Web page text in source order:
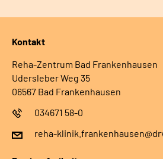
Kontakt
Reha-Zentrum Bad Frankenhausen
Udersleber Weg 35
06567 Bad Frankenhausen
034671 58-0
reha-